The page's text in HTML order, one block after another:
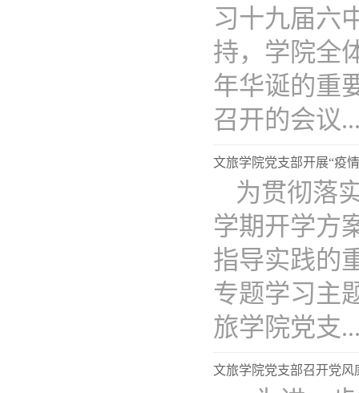
习十九届六
持，学院全
年华诞的重
召开的会议
文旅学院党支部开展“疫
为贯彻落
学期开学方
指导实践的
专题学习主
旅学院党支
文旅学院党支部召开党